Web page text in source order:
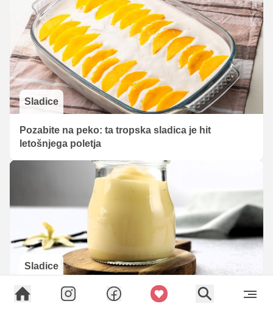
Sladice
Pozabite na peko: ta tropska sladica je hit
letošnjega poletja
Sladice
Puding brez kuhanja: preprost trik za pripravo v le